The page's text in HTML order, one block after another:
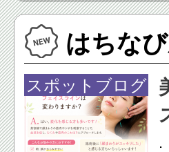
はちな
スポットブログ
.